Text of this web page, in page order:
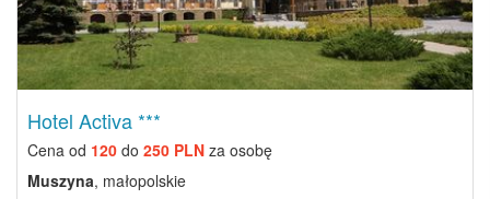
Hotel Activa ***
Cena od 120 do 250 PLN za osobę
Muszyna, małopolskie